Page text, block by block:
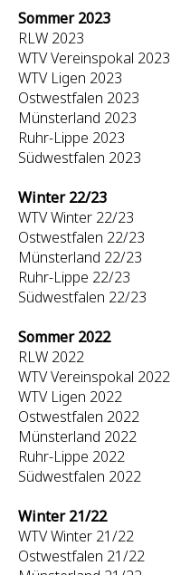
Sommer 2023
RLW 2023
WTV Vereinspokal 2023
WTV Ligen 2023
Ostwestfalen 2023
Münsterland 2023
Ruhr-Lippe 2023
Südwestfalen 2023
Winter 22/23
WTV Winter 22/23
Ostwestfalen 22/23
Münsterland 22/23
Ruhr-Lippe 22/23
Südwestfalen 22/23
Sommer 2022
RLW 2022
WTV Vereinspokal 2022
WTV Ligen 2022
Ostwestfalen 2022
Münsterland 2022
Ruhr-Lippe 2022
Südwestfalen 2022
Winter 21/22
WTV Winter 21/22
Ostwestfalen 21/22